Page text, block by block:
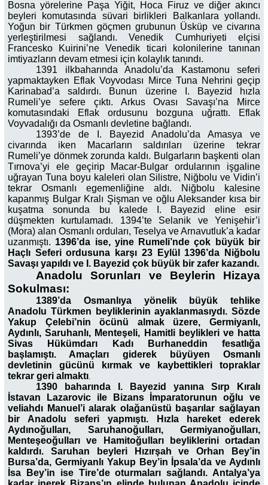
Bosna yörelerine Paşa Yiğit, Hoca Firuz ve diğer akıncı
beyleri komutasında süvari birlikleri Balkanlara yollandı.
Yoğun bir Türkmen göçmen grubunun Üsküp ve civarına
yerleştirilmesi sağlandı. Venedik Cumhuriyeti elçisi
Francesko Kuirini’ne Venedik ticari kolonilerine tanınan
imtiyazların devam etmesi için kolaylık tanındı.
1391 ilkbaharında Anadolu’da Kastamonu seferi
yapmaktayken Eflak Voyvodası Mirce Tuna Nehrini geçip
Karinabad’a saldırdı. Bunun üzerine I. Bayezid hızla
Rumeli’ye sefere çıktı. Arkus Ovası Savaşı’na Mirce
komutasındaki Eflak ordusunu bozguna uğrattı. Eflak
Voyvadalığı da Osmanlı devletine bağlandı.
1393’de de I. Bayezid Anadolu’da Amasya ve
civarında iken Macarların saldırıları üzerine tekrar
Rumeli’ye dönmek zorunda kaldı. Bulgarların başkenti olan
Tırnova’yi ele geçirip Macar-Bulgar ordularının işgaline
uğrayan Tuna boyu kaleleri olan Silistre, Niğbolu ve Vidin’i
tekrar Osmanlı egemenliğine aldı. Niğbolu kalesine
kapanmış Bulgar Kralı Şişman ve oğlu Aleksander kısa bir
kuşatma sonunda bu kalede I. Bayezid eline esir
düşmekten kurtulamadı. 1394’te Selanik ve Yenişehir’i
(Mora) alan Osmanlı orduları, Teselya ve Arnavutluk’a kadar
uzanmıştı. 1396’da ise, yine Rumeli’nde çok büyük bir
Haçlı Seferi ordusuna karşı 23 Eylül 1396’da Niğbolu
Savaşı yapıldı ve I. Bayezid çok büyük bir zafer kazandı.
Anadolu Sorunları ve Beylerin Hizaya
Sokulması:
1389’da Osmanlıya yönelik büyük tehlike
Anadolu Türkmen beyliklerinin ayaklanmasıydı. Sözde
Yakup Çelebi’nin öcünü almak üzere, Germiyanlı,
Aydınlı, Saruhanlı, Menteşeli, Hamitli beylikleri ve hatta
Sivas Hükümdarı Kadı Burhaneddin fesatlığa
başlamıştı. Amaçları giderek büyüyen Osmanlı
devletinin gücünü kırmak ve kaybettikleri topraklar
tekrar geri almaktı
1390 baharında I. Bayezid yanına Sırp Kıralı
İstavan Lazarovic ile Bizans İmparatorunun oğlu ve
veliahdı Manuel’i alarak olağanüstü başarılar sağlayan
bir Anadolu seferi yapmıştı. Hızla hareket ederek
Aydınoğulları, Saruhanoğulları, Germiyanoğulları,
Menteşeoğulları ve Hamitoğulları beyliklerini ortadan
kaldırdı. Saruhan beyleri Hızırşah ve Orhan Bey’in
Bursa’da, Germiyanlı Yakup Bey’in İpsala’da ve Aydınlı
İsa Bey’in ise Tire’de oturmaları sağlandı. Antalya’ya